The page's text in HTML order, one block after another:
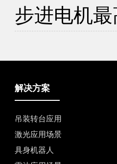
步进电机
解决方案
吊装转台应用
激光应用场景
具身机器人